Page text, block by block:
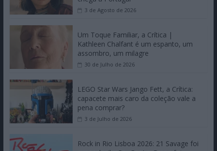
O Misterioso Olhar do Flamingo, a
Crítica | Um Campeão de Cannes
chega a Portugal